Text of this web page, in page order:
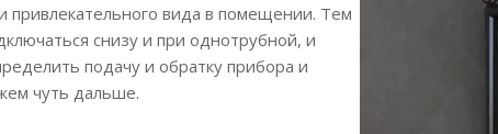
привлекательного вида в помещении. Тем
снизу и при однотрубной, и
подачу и обратку прибора и
чуть дальше.